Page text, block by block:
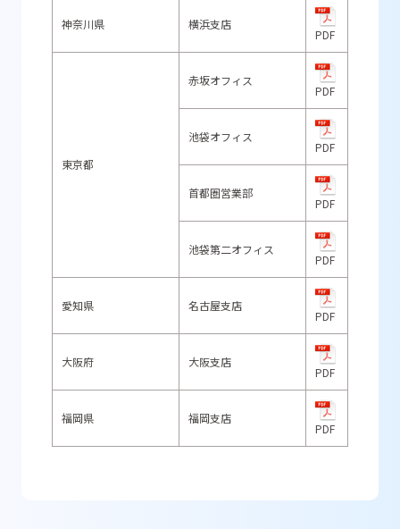
神奈川県 横浜支店
PDF
東京都
赤坂オフィス
PDF
池袋オフィス
PDF
首都圏営業部
PDF
池袋第二オフィス
PDF
愛知県 名古屋支店
PDF
大阪府 大阪支店
PDF
福岡県 福岡支店
PDF